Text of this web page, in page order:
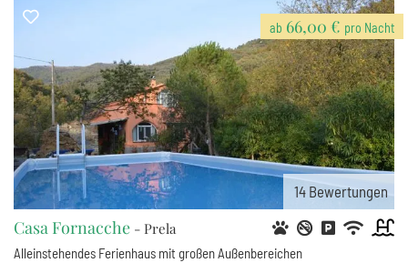
ab 66,00 € pro Nacht
14 Bewertungen
Casa Fornacche - Prela
Alleinstehendes Ferienhaus mit großen Außenbereichen